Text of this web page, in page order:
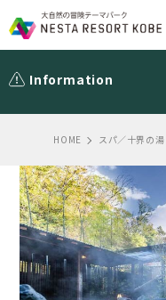
Information
HOME スパ／十界の湯